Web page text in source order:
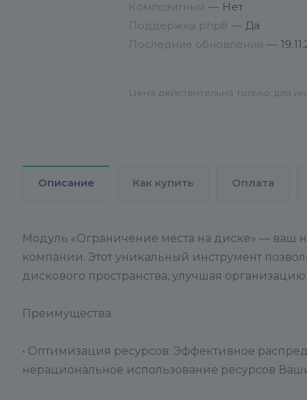
+7(499) 703-44-96 Москва
Композитный — Нет
Поддержка php8 — Да
Последние обновления —
Цена действительна только для
Описание Как купить Оплата
Модуль «Ограничение места на диске» —
компании. Этот уникальный инструмент
дискового пространства, улучшая
Преимущества:
• Оптимизация ресурсов: Эффективное
нерациональное использование ресурсов